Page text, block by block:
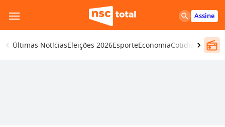
para
o
conteúdo
Assine
Últimas NotíciasEleições 2026EsporteEconomiaCotidiano